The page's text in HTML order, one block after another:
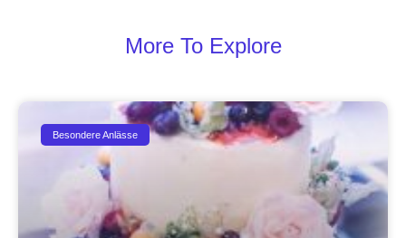
More To Explore
Besondere Anlässe